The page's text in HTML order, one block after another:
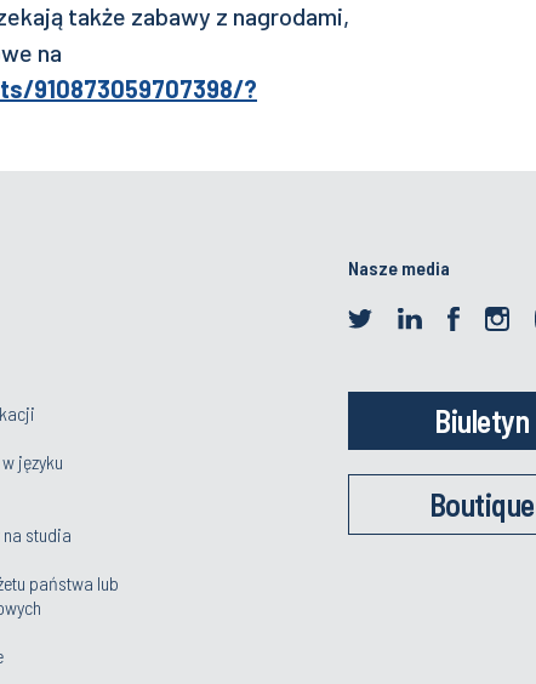
także zabawy z nagrodami,
na
910873059707398/?
języku
studia
państwa lub
Nasze media
Biuletyn
Boutique